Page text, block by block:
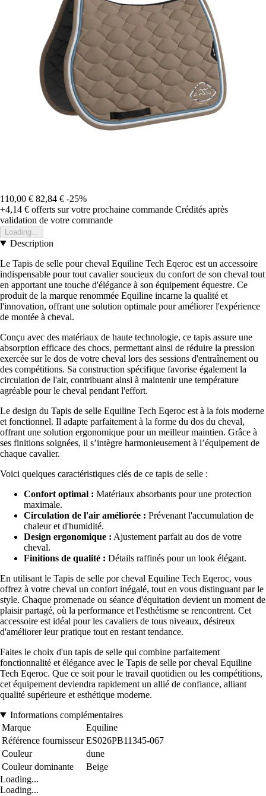
110,00 € 82,84 € -25%
+4,14 € offerts sur votre prochaine commande Crédités après
validation de votre commande
Loading...
Description
Le Tapis de selle pour cheval Equiline Tech Eqeroc est un accessoire
indispensable pour tout cavalier soucieux du confort de son cheval tout
en apportant une touche d'élégance à son équipement équestre. Ce
produit de la marque renommée Equiline incarne la qualité et
l'innovation, offrant une solution optimale pour améliorer l'expérience
de montée à cheval.
Conçu avec des matériaux de haute technologie, ce tapis assure une
absorption efficace des chocs, permettant ainsi de réduire la pression
exercée sur le dos de votre cheval lors des sessions d'entraînement ou
des compétitions. Sa construction spécifique favorise également la
circulation de l'air, contribuant ainsi à maintenir une température
agréable pour le cheval pendant l'effort.
Le design du Tapis de selle Equiline Tech Eqeroc est à la fois moderne
et fonctionnel. Il adapte parfaitement à la forme du dos du cheval,
offrant une solution ergonomique pour un meilleur maintien. Grâce à
ses finitions soignées, il s’intègre harmonieusement à l’équipement de
chaque cavalier.
Voici quelques caractéristiques clés de ce tapis de selle :
Confort optimal : Matériaux absorbants pour une protection
maximale.
Circulation de l'air améliorée : Prévenant l'accumulation de
chaleur et d'humidité.
Design ergonomique : Ajustement parfait au dos de votre
cheval.
Finitions de qualité : Détails raffinés pour un look élégant.
En utilisant le Tapis de selle por cheval Equiline Tech Eqeroc, vous
offrez à votre cheval un confort inégalé, tout en vous distinguant par le
style. Chaque promenade ou séance d'équitation devient un moment de
plaisir partagé, où la performance et l'esthétisme se rencontrent. Cet
accessoire est idéal pour les cavaliers de tous niveaux, désireux
d'améliorer leur pratique tout en restant tendance.
Faites le choix d'un tapis de selle qui combine parfaitement
fonctionnalité et élégance avec le Tapis de selle por cheval Equiline
Tech Eqeroc. Que ce soit pour le travail quotidien ou les compétitions,
cet équipement deviendra rapidement un allié de confiance, alliant
qualité supérieure et esthétique moderne.
Informations complémentaires
Marque
Equiline
Référence fournisseur ES026PB11345-067
Couleur
dune
Couleur dominante
Beige
Loading...
Loading...